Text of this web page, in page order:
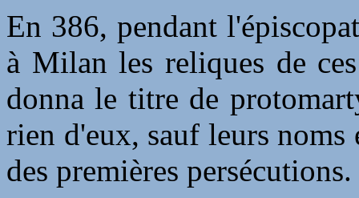
En 386, pendant
à Milan les reliques de
donna le titre de
rien d'eux, sauf leurs
des premières persécutions.